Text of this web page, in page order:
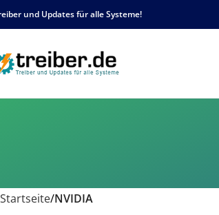
und Updates für alle Systeme!
Startseite NVIDIA